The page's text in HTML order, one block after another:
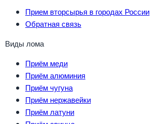
Прием вторсырья в городах России
Обратная связь
Виды лома
Приём меди
Приём алюминия
Приём чугуна
Приём нержавейки
Приём латуни